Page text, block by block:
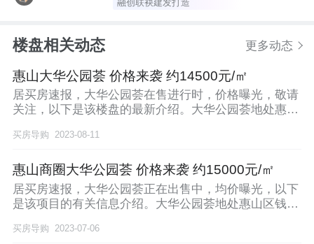
融创联袂建发打造
楼盘相关动态 更多动态
惠山大华公园荟 价格来袭 约14500元/㎡
居买房速报，大华公园荟在售进行时，价格曝光，敬请
关注，以下是该楼盘的最新介绍。大华公园荟地处惠山
买房导购 2023-08-11
惠山商圈大华公园荟 价格来袭 约15000元/㎡
居买房速报，大华公园荟正在出售中，均价曝光，以下
是该项目的有关信息介绍。大华公园荟地处惠山区钱洛
买房导购 2023-07-06